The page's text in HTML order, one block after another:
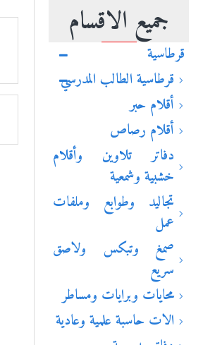
جميع الاقسام
قرطاسية
قرطاسية الطالب المدرسي
أقلام حبر
أقلام رصاص
دفاتر تلاوين وأقلام
خشبية وشمعية
تجاليد وطوابع وملفات
عمل
صمغ وتبكس ولاصق
سريع
محايات وبرايات ومساطر
الات حاسبة علمية وعادية